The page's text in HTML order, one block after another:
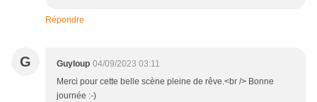
Répondre
G Guyloup 04/09/2023 03:11
Merci pour cette belle scène pleine de rêve.<br /> Bonne
journée :-)